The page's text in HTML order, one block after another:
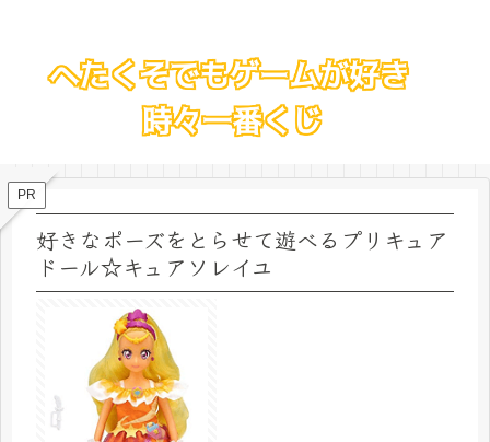
PR
好きなポーズをとらせて遊べるプリキュア
ドール☆キュアソレイユ